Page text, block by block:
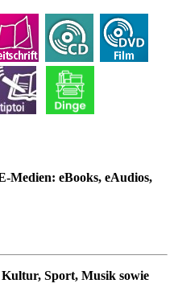
Medien: eBooks, eAudios,
Sport, Musik sowie